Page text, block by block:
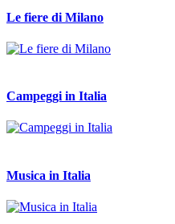
Le fiere di Milano
Campeggi in Italia
Musica in Italia